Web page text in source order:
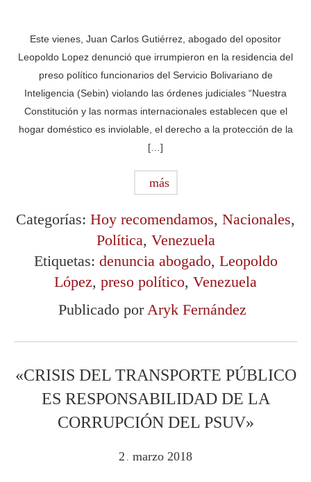
Este vienes, Juan Carlos Gutiérrez, abogado del opositor
Leopoldo Lopez denunció que irrumpieron en la residencia del
preso político funcionarios del Servicio Bolivariano de
Inteligencia (Sebin) violando las órdenes judiciales “Nuestra
Constitución y las normas internacionales establecen que el
hogar doméstico es inviolable, el derecho a la protección de la
[…]
más
Categorías: Hoy recomendamos, Nacionales,
Política, Venezuela
Etiquetas: denuncia abogado, Leopoldo
López, preso político, Venezuela
Publicado por Aryk Fernández
«CRISIS DEL TRANSPORTE PÚBLICO
ES RESPONSABILIDAD DE LA
CORRUPCIÓN DEL PSUV»
2 marzo 2018